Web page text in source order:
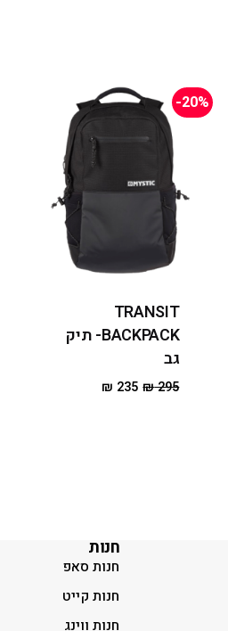
-20%
TRANSIT
BACKPACK- תיק
גב
₪295
₪ 235
חנות
חנות סאפ
חנות קייט
חנות ווינג